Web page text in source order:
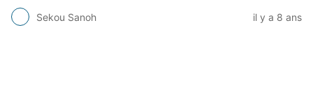
Sekou Sanoh il y a 8 ans